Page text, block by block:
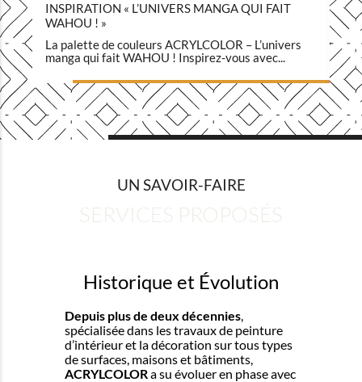
INSPIRATION « L’UNIVERS MANGA QUI FAIT
WAHOU ! »
La palette de couleurs ACRYLCOLOR – L’univers
manga qui fait WAHOU ! Inspirez-vous avec...
UN SAVOIR-FAIRE
SERVICES PROPOSÉS
Historique et Évolution
Depuis plus de deux décennies,
spécialisée dans les travaux de peinture
d’intérieur et la décoration sur tous types
de surfaces, maisons et bâtiments,
ACRYLCOLORa su évoluer en phase avec